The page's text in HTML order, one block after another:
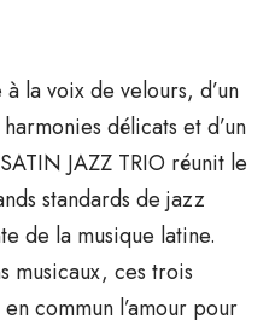
la voix de velours, d’un
délicats et d’un
JAZZ TRIO réunit le
standards de jazz
de la musique latine.
musicaux, ces trois
commun l’amour pour